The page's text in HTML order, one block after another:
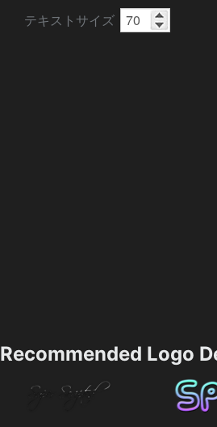
テキストサイズ
Recommended Logo